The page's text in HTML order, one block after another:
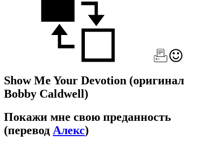
Show Me Your Devotion (оригинал
Bobby Caldwell)
Покажи мне свою преданность
(перевод Алекс)